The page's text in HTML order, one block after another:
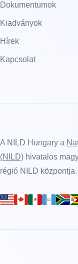
Dokumentumok
Kiadványok
Hírek
Kapcsolat
A NILD Hungary a
(NILD) hivatalos
régió NILD központja.